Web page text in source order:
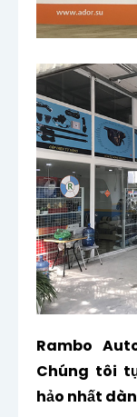
Rambo
Chúng tôi
hảo nhất